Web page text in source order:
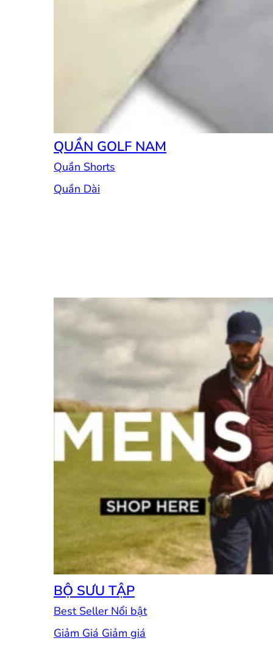
QUẦN GOLF NAM
Quần Shorts
Quần Dài
BỘ SƯU TẬP
Best Seller
Giảm Giá